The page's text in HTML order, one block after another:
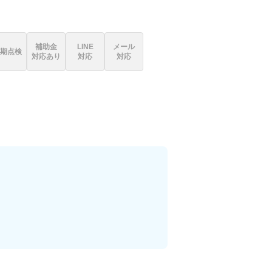
点検
補助金
対応あり
LINE
対応
メール
対応